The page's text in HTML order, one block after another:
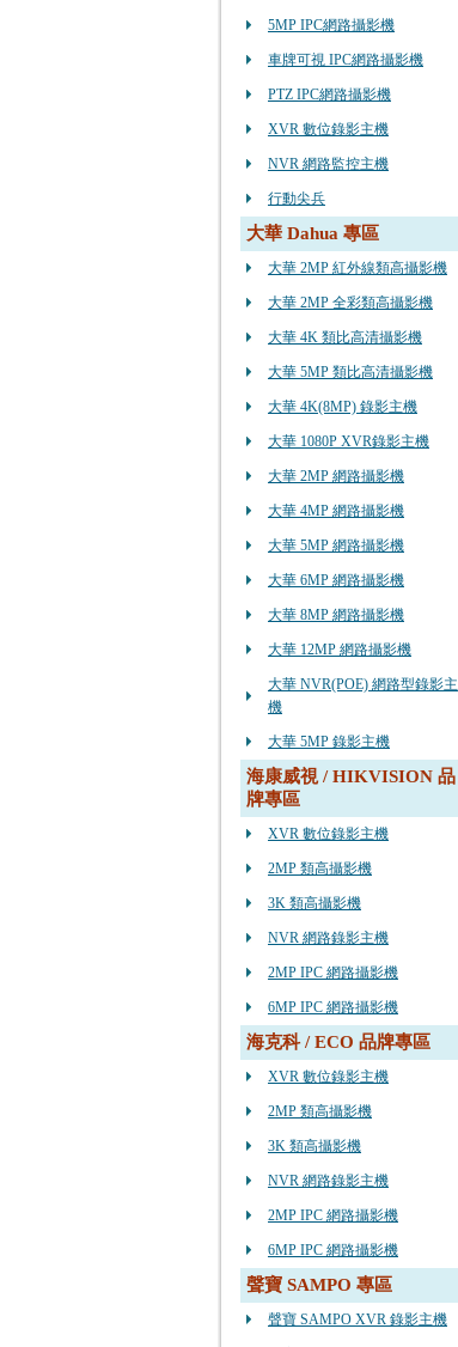
5MP IPC網路攝影機
車牌可視 IPC網路攝影機
PTZ IPC網路攝影機
XVR 數位錄影主機
NVR 網路監控主機
行動尖兵
大華 Dahua 專區
大華 2MP 紅外線類高攝影機
大華 2MP 全彩類高攝影機
大華 4K 類比高清攝影機
大華 5MP 類比高清攝影機
大華 4K(8MP) 錄影主機
大華 1080P XVR錄影主機
大華 2MP 網路攝影機
大華 4MP 網路攝影機
大華 5MP 網路攝影機
大華 6MP 網路攝影機
大華 8MP 網路攝影機
大華 12MP 網路攝影機
大華 NVR(POE) 網路型錄影主
機
大華 5MP 錄影主機
海康威視 / HIKVISION 品
牌專區
XVR 數位錄影主機
2MP 類高攝影機
3K 類高攝影機
NVR 網路錄影主機
2MP IPC 網路攝影機
6MP IPC 網路攝影機
海克科 / ECO 品牌專區
XVR 數位錄影主機
2MP 類高攝影機
3K 類高攝影機
NVR 網路錄影主機
2MP IPC 網路攝影機
6MP IPC 網路攝影機
聲寶 SAMPO 專區
聲寶 SAMPO XVR 錄影主機